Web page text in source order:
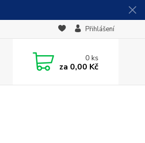
Přihlášení
0ks
za 0,00 Kč